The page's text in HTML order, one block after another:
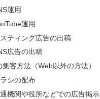
運用
運用
スティング広告の出稿
広告の出稿
客方法（Web以外の方法）
ラシの配布
通機関や役所などでの広告掲示